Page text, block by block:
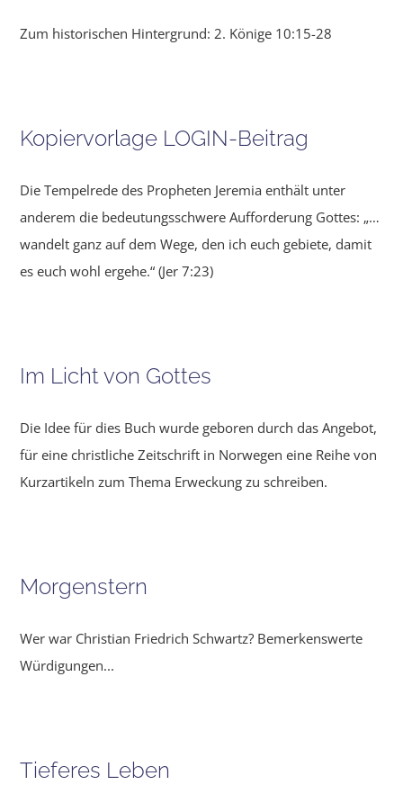
Zum historischen Hintergrund: 2. Könige 10:15-28
Kopiervorlage LOGIN-Beitrag
Die Tempelrede des Propheten Jeremia enthält unter
anderem die bedeutungsschwere Aufforderung Gottes: „…
wandelt ganz auf dem Wege, den ich euch gebiete, damit
es euch wohl ergehe.“ (Jer 7:23)
Im Licht von Gottes
Die Idee für dies Buch wurde geboren durch das Angebot,
für eine christliche Zeitschrift in Norwegen eine Reihe von
Kurzartikeln zum Thema Erweckung zu schreiben.
Morgenstern
Wer war Christian Friedrich Schwartz? Bemerkenswerte
Würdigungen...
Tieferes Leben